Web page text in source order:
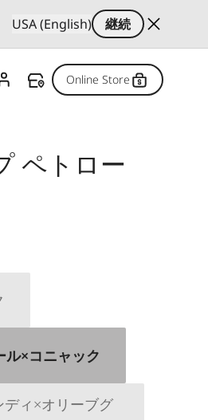
USA (English)
継続
Online Store
ペトロー
ル×コニャック
ディ×オリーブグ